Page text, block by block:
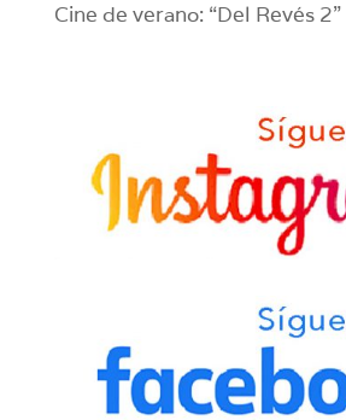
Cine de verano: “Del Revés 2”